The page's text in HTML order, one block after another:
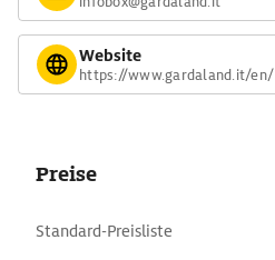
Website
https://www.gardaland.it/en/
Preise
Standard-Preisliste